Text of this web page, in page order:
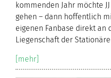
kommenden Jahr möchte
gehen – dann hoffentlich
eigenen Fanbase direkt an
Liegenschaft der
[mehr]